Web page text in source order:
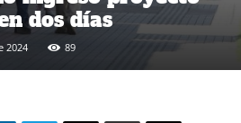
dos días
2024 89